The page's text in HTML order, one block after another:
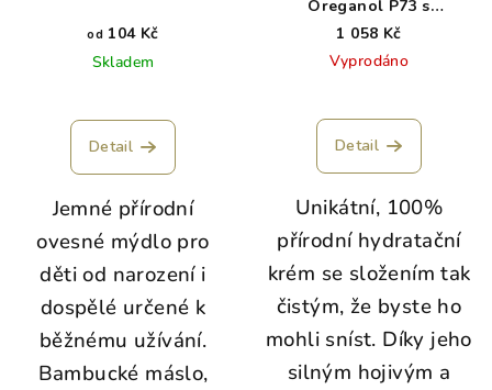
od 104 Kč
Skladem
Detail
Jemné přírodní
ovesné mýdlo pro
děti od narození i
dospělé určené k
běžnému užívání.
Bambucké máslo,
Oreganol P73 s
oreganovým olejem a
včelími produkty - 60 ml
1 058 Kč
Vyprodáno
Detail
Unikátní, 100%
přírodní hydratační
krém se složením tak
čistým, že byste ho
mohli sníst. Díky jeho
silným hojivým a